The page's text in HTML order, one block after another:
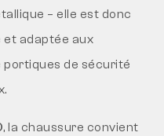
– elle est donc
et adaptée aux
de sécurité
, la chaussure convient